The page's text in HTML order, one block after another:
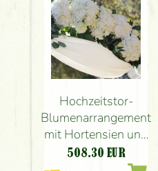
Hochzeitstor-
Blumenarrangement
mit Hortensien und
Rosen (weiß) – das
war das Tor des
508.30 EUR